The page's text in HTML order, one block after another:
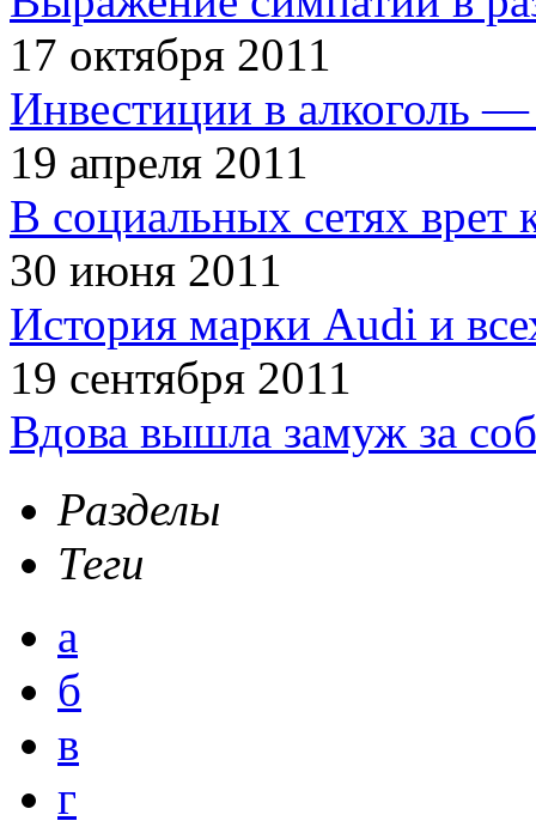
17 октября 2011
Инвестиции в алкоголь —
19 апреля 2011
В социальных сетях врет
30 июня 2011
История марки Audi и
19 сентября 2011
Вдова вышла замуж за
Разделы
Теги
а
б
в
г